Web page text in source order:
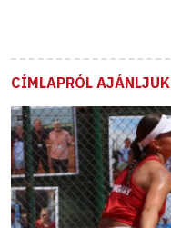
CÍMLAPRÓL AJÁNLJUK